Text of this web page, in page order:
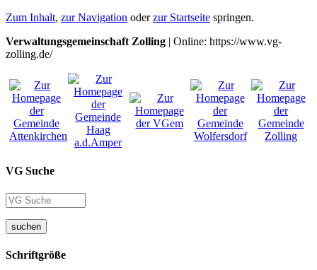
Zum Inhalt, zur Navigation oderzur Startseite springen.
Verwaltungsgemeinschaft Zolling | Online: https://www.vg-
zolling.de/
VG Suche
suchen
Schriftgröße